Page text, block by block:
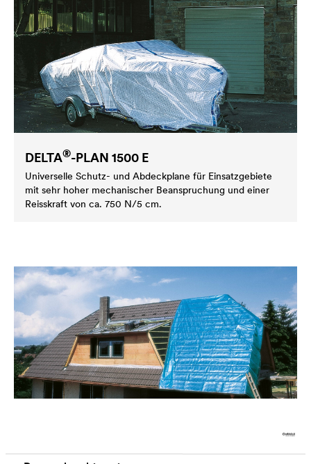
DELTA®-PLAN 1500 E
Universelle Schutz- und Abdeckplane für Einsatzgebiete
mit sehr hoher mechanischer Beanspruchung und einer
Reisskraft von ca. 750 N/5 cm.
DELTA -DACHPLANE